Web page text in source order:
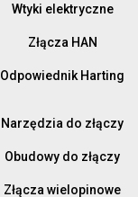
Wtyki elektryczne
Złącza HAN
Odpowiednik Harting
Narzędzia do złączy
Obudowy do złączy
Złącza wielopinowe